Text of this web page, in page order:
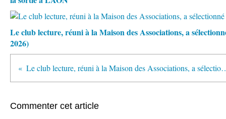
Le club lecture, réuni à la Maison des Associations, a
2026)
Le club lecture, réuni à la Maison
Commenter cet article